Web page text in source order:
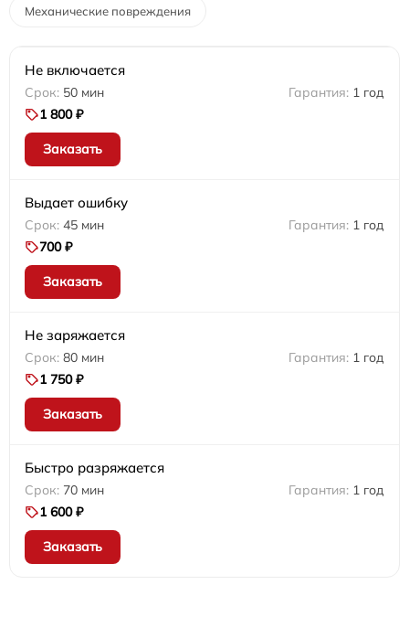
Механические повреждения
Не включается
50 мин
1 год
1 800 ₽
Заказать
Выдает ошибку
45 мин
1 год
700 ₽
Заказать
Не заряжается
80 мин
1 год
1 750 ₽
Заказать
Быстро разряжается
70 мин
1 год
1 600 ₽
Заказать